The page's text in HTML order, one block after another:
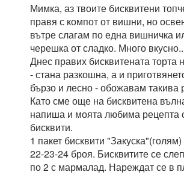
Мимка, аз твоите бисквитени
правя с компот от вишни, но
вътре слагам по една вишничка
черешка от сладко. Много
Днес правих бисквитената торта
- стана разкошна, а и
бързо и лесно - обожавам такива
Като сме още на бисквитена
напиша и моята любима рецепта
бисквити.
1 пакет бисквити
22-23-24 броя. Бисквитите се
по 2 с мармалад. Нареждат се в